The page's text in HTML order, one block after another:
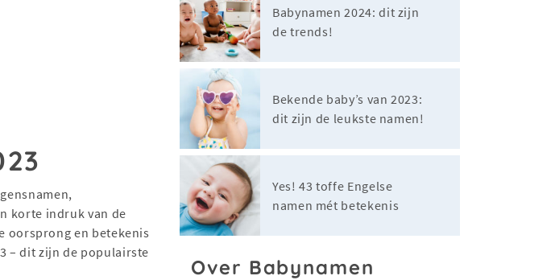
korte indruk van de
oorsprong en betekenis
– dit zijn de populairste
Babynamen 2024: dit zijn
de trends!
Bekende baby’s van 2023:
dit zijn de leukste namen!
Yes! 43 toffe Engelse
namen mét betekenis
Over Babynamen